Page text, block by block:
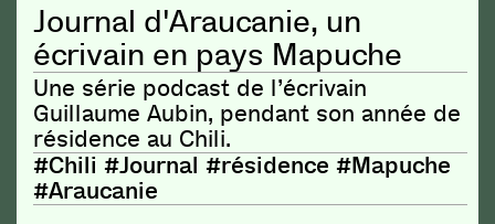
Journal d'Araucanie, un
écrivain en pays Mapuche
Une série podcast de l’écrivain
Guillaume Aubin, pendant son année de
résidence au Chili.
#Chili #Journal #résidence #Mapuche
#Araucanie